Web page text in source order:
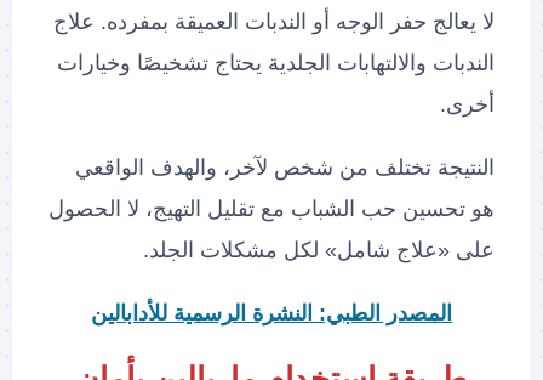
لا يعالج حفر الوجه أو الندبات العميقة بمفرده. علاج
الندبات والالتهابات الجلدية يحتاج تشخيصًا وخيارات
أخرى.
النتيجة تختلف من شخص لآخر، والهدف الواقعي
هو تحسين حب الشباب مع تقليل التهيج، لا الحصول
على «علاج شامل» لكل مشكلات الجلد.
المصدر الطبي: النشرة الرسمية للأدابالين